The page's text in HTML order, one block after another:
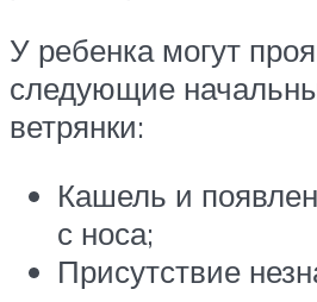
У ребенка могут
следующие
ветрянки:
Кашель и
с носа;
Присутствие